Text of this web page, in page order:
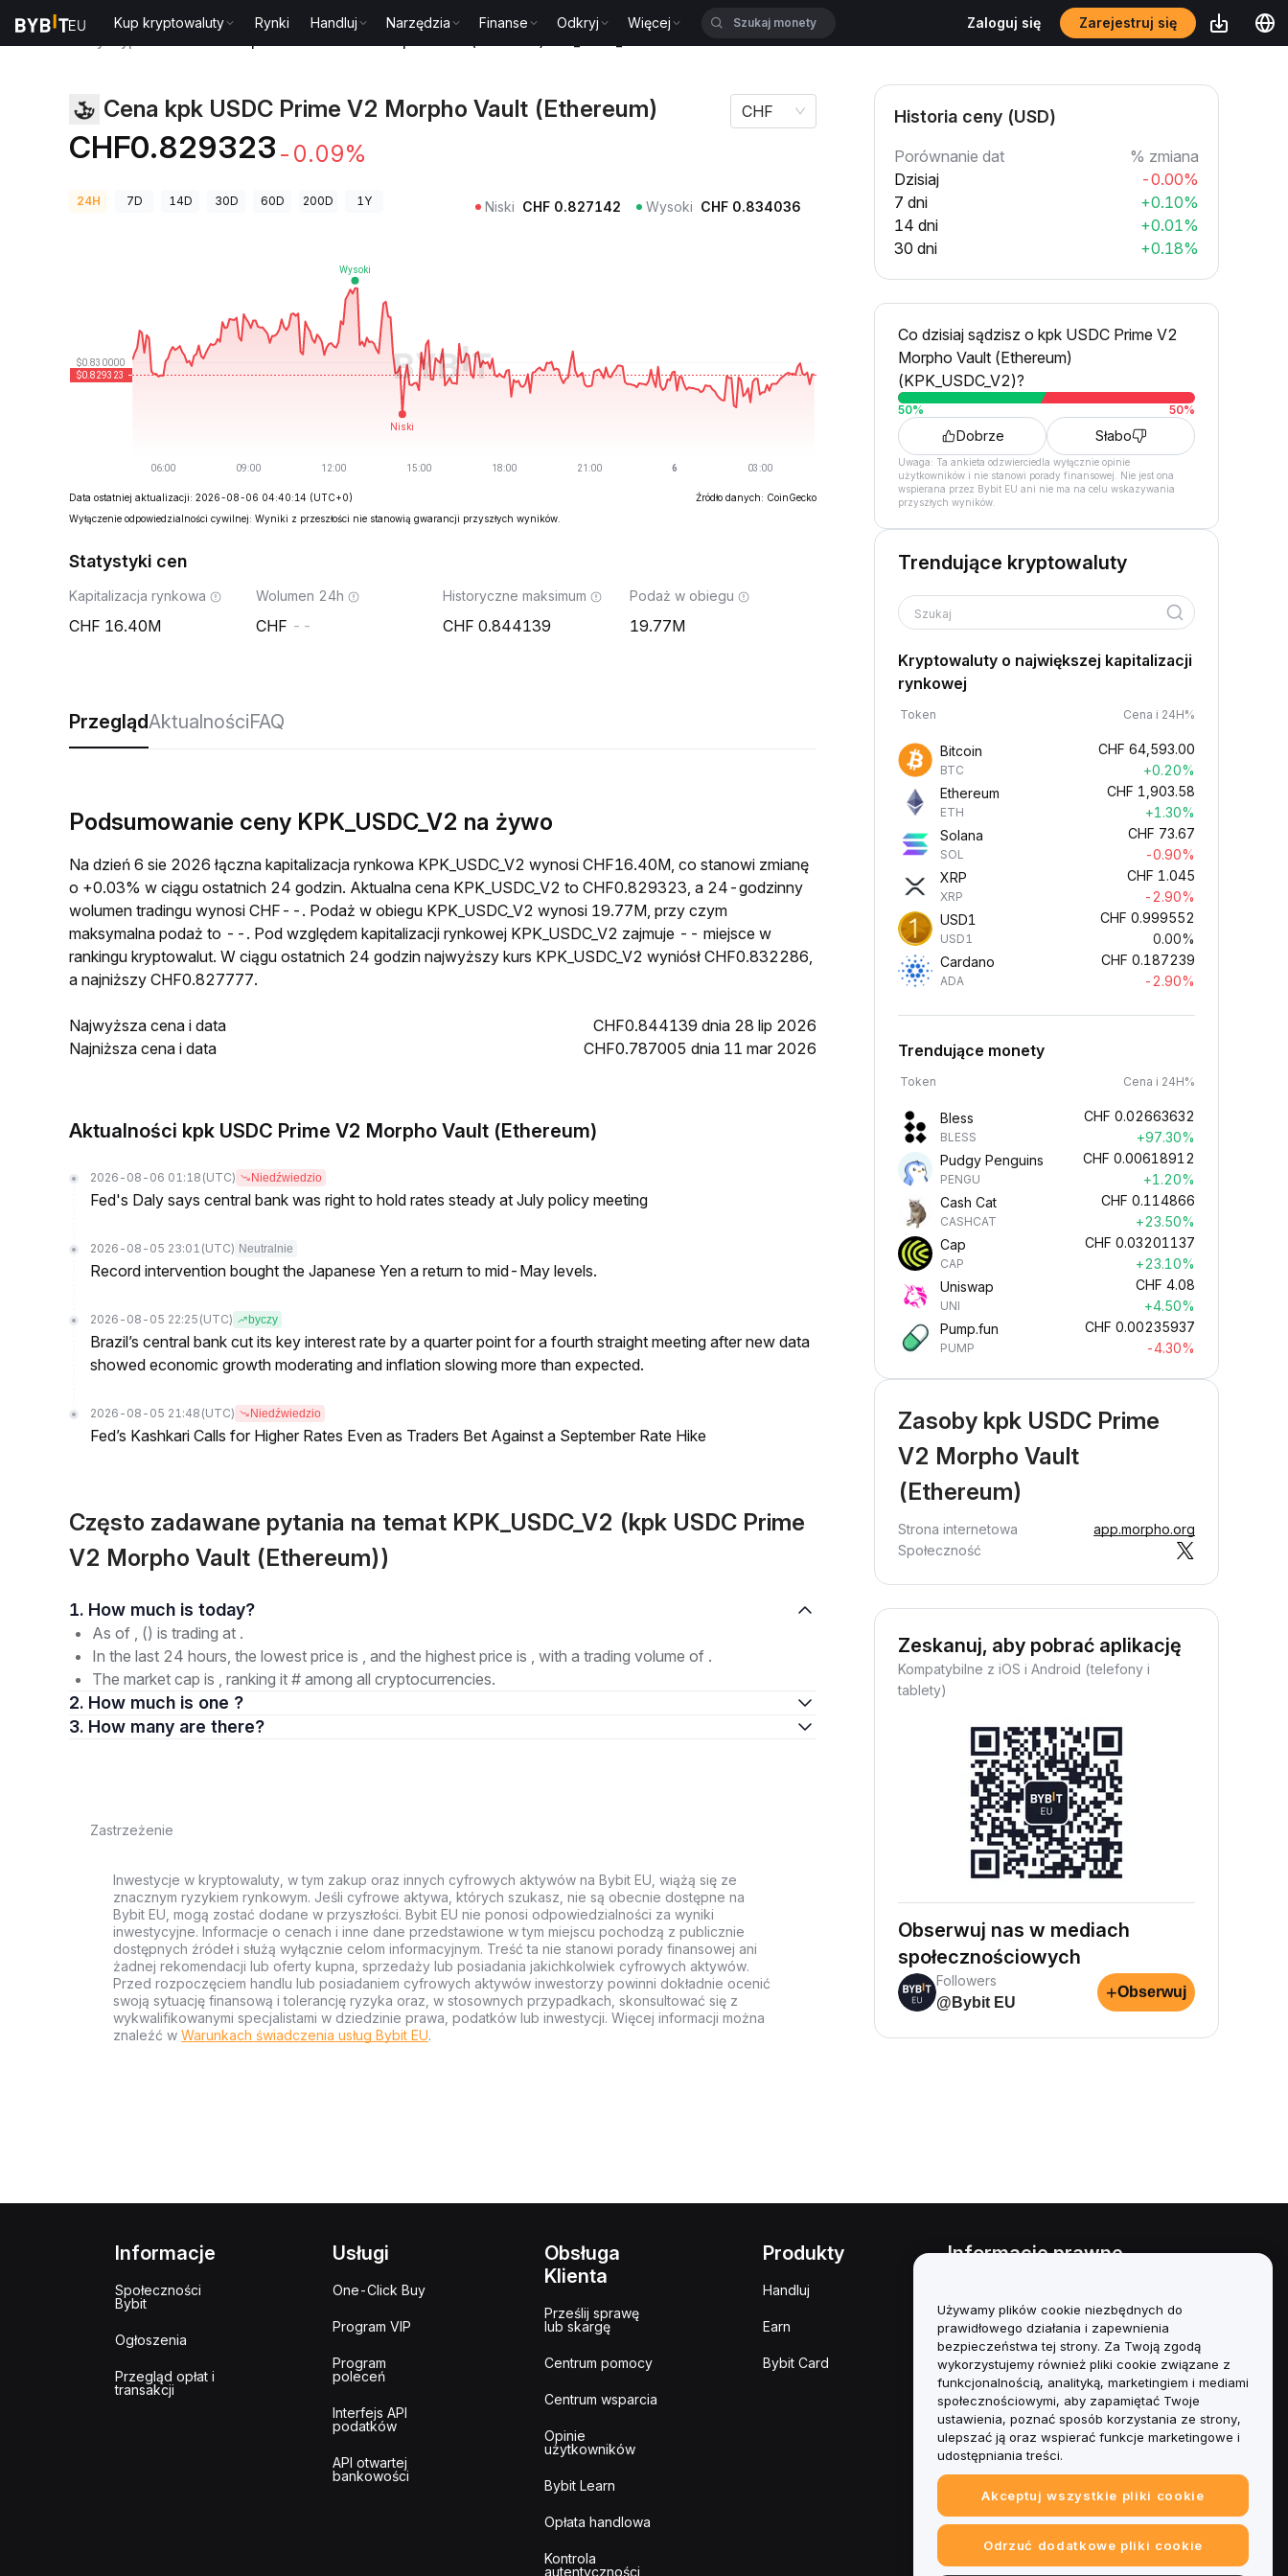
Kup kryptowaluty Rynki Handluj Narzędzia Finanse Odkryj Więcej Zaloguj się Zarejestruj się
Cena kpk USDC Prime V2 Morpho Vault (Ethereum)
KPK_USDC_V2
CHF0.829323 -0.09%
CHF
24H 7D 14D 30D 60D 200D 1Y Niski CHF 0.827142 Wysoki CHF 0.834036
Data ostatniej aktualizacji: 2026-08-06 04:40:14 (UTC+0)
Źródło danych: CoinGecko
Wyłączenie odpowiedzialności cywilnej: Wyniki z przeszłości nie stanowią gwarancji przyszłych wyników.
Statystyki cen
Kapitalizacja rynkowa
16.40M
Wolumen 24h
--
Historyczne maksimum
0.844139
Podaż w obiegu
19.77M
PrzeglądAktualnościFAQ
Podsumowanie ceny KPK_USDC_V2 na żywo
Na dzień 6 sie 2026 łączna kapitalizacja rynkowa KPK_USDC_V2 wynosi CHF16.40M, co stanowi zmianę
o +0.03% w ciągu ostatnich 24 godzin. Aktualna cena KPK_USDC_V2 to CHF0.829323, a 24-godzinny
wolumen tradingu wynosi CHF--. Podaż w obiegu KPK_USDC_V2 wynosi 19.77M, przy czym
maksymalna podaż to --. Pod względem kapitalizacji rynkowej KPK_USDC_V2 zajmuje -- miejsce w
rankingu kryptowalut. W ciągu ostatnich 24 godzin najwyższy kurs KPK_USDC_V2 wyniósł CHF0.832286,
a najniższy CHF0.827777.
Najwyższa cena i data
CHF0.844139 dnia 28 lip 2026
Najniższa cena i data
CHF0.787005 dnia 11 mar 2026
Aktualności kpk USDC Prime V2 Morpho Vault (Ethereum)
2026-08-06 01:18 (UTC) Niedźwiedzio
Fed's Daly says central bank was right to hold rates steady at July policy meeting
2026-08-05 23:01 (UTC) Neutralnie
Record intervention bought the Japanese Yen a return to mid-May levels.
2026-08-05 22:25 (UTC) byczy
Brazil’s central bank cut its key interest rate by a quarter point for a fourth straight meeting after new data
showed economic growth moderating and inflation slowing more than expected.
2026-08-05 21:48 (UTC) Niedźwiedzio
Fed’s Kashkari Calls for Higher Rates Even as Traders Bet Against a September Rate Hike
Często zadawane pytania na temat KPK_USDC_V2 (kpk USDC Prime
V2 Morpho Vault (Ethereum))
1. How much is today?
As of , () is trading at .
In the last 24 hours, the lowest price is , and the highest price is , with a trading volume of .
The market cap is , ranking it # among all cryptocurrencies.
2. How much is one ?
3. How many are there?
Zastrzeżenie
Inwestycje w kryptowaluty, w tym zakup oraz innych cyfrowych aktywów na Bybit EU, wiążą się ze
znacznym ryzykiem rynkowym. Jeśli cyfrowe aktywa, których szukasz, nie są obecnie dostępne na
Bybit EU, mogą zostać dodane w przyszłości. Bybit EU nie ponosi odpowiedzialności za wyniki
inwestycyjne. Informacje o cenach i inne dane przedstawione w tym miejscu pochodzą z publicznie
dostępnych źródeł i służą wyłącznie celom informacyjnym. Treść ta nie stanowi porady finansowej ani
żadnej rekomendacji lub oferty kupna, sprzedaży lub posiadania jakichkolwiek cyfrowych aktywów.
Przed rozpoczęciem handlu lub posiadaniem cyfrowych aktywów inwestorzy powinni dokładnie ocenić
swoją sytuację finansową i tolerancję ryzyka oraz, w stosownych przypadkach, skonsultować się z
wykwalifikowanymi specjalistami w dziedzinie prawa, podatków lub inwestycji. Więcej informacji można
znaleźć w Warunkach świadczenia usług Bybit EU.
Historia ceny (USD)
Porównanie dat
% zmiana
Dzisiaj
-0.00%
7 dni
+0.10%
14 dni
+0.01%
30 dni
+0.18%
Co dzisiaj sądzisz o kpk USDC Prime V2
Morpho Vault (Ethereum)
(KPK_USDC_V2)?
50% 50%
Dobrze Słabo
Uwaga: Ta ankieta odzwierciedla wyłącznie opinie
użytkowników i nie stanowi porady finansowej. Nie jest ona
wspierana przez Bybit EU ani nie ma na celu wskazywania
przyszłych wyników.
Trendujące kryptowaluty
Szukaj
Kryptowaluty o największej kapitalizacji
rynkowej
Token Cena i 24H%
Bitcoin
BTC
CHF 64,593.00
+0.20%
Ethereum
ETH
CHF 1,903.58
+1.30%
Solana
SOL
CHF 73.67
-0.90%
XRP
XRP
CHF 1.045
-2.90%
USD1
USD1
CHF 0.999552
0.00%
Cardano
ADA
CHF 0.187239
-2.90%
Trendujące monety
Token Cena i 24H%
Bless
BLESS
CHF 0.02663632
+97.30%
Pudgy Penguins
PENGU
CHF 0.00618912
+1.20%
Cash Cat
CASHCAT
CHF 0.114866
+23.50%
Cap
CAP
CHF 0.03201137
+23.10%
Uniswap
UNI
CHF 4.08
+4.50%
Pump.fun
PUMP
CHF 0.00235937
-4.30%
Zasoby kpk USDC Prime
V2 Morpho Vault
(Ethereum)
Strona internetowa
app.morpho.org
Społeczność
Zeskanuj, aby pobrać aplikację
Kompatybilne z iOS i Android (telefony i
tablety)
Obserwuj nas w mediach
społecznościowych
Followers
@Bybit EU
+Obserwuj
Informacje
Społeczności
Bybit
Ogłoszenia
Przegląd opłat i
transakcji
Usługi
One-Click Buy
Program VIP
Program
poleceń
Interfejs API
podatków
API otwartej
bankowości
Obsługa
Klienta
Prześlij sprawę
lub skargę
Centrum pomocy
Centrum wsparcia
Opinie
użytkowników
Bybit Learn
Opłata handlowa
Kontrola
autentyczności
Produkty
Handluj
Earn
Bybit Card
Informacje prawne
interesów
Podsumowanie polityki
powiernictwa i zarządzania
Informacje ESG
Biuletyny informacyjne
kryptoaktywów
Używamy plików cookie niezbędnych do
prawidłowego działania i zapewnienia
bezpieczeństwa tej strony. Za Twoją zgodą
wykorzystujemy również pliki cookie związane z
funkcjonalnością, analityką, marketingiem i mediami
społecznościowymi, aby zapamiętać Twoje
ustawienia, poznać sposób korzystania ze strony,
ulepszać ją oraz wspierać funkcje marketingowe i
udostępniania treści.
Akceptuj wszystkie pliki cookie
Odrzuć dodatkowe pliki cookie